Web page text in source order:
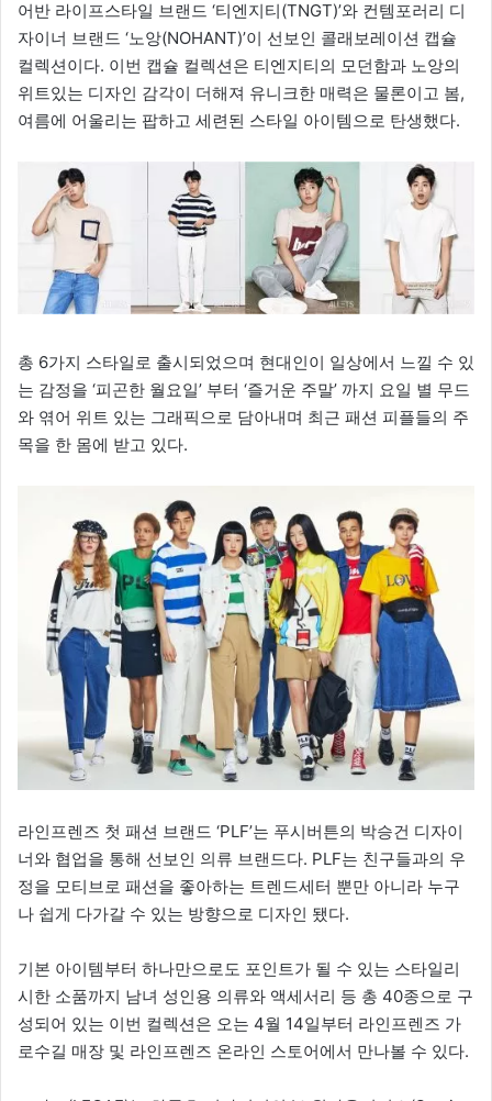
어반 라이프스타일 브랜드 ‘티엔지티(TNGT)’와 컨템포러리 디
자이너 브랜드 ‘노앙(NOHANT)’이 선보인 콜래보레이션 캡슐
컬렉션이다. 이번 캡슐 컬렉션은 티엔지티의 모던함과 노앙의
위트있는 디자인 감각이 더해져 유니크한 매력은 물론이고 봄,
여름에 어울리는 팝하고 세련된 스타일 아이템으로 탄생했다.
총 6가지 스타일로 출시되었으며 현대인이 일상에서 느낄 수 있
는 감정을 ‘피곤한 월요일’ 부터 ‘즐거운 주말’ 까지 요일 별 무드
와 엮어 위트 있는 그래픽으로 담아내며 최근 패션 피플들의 주
목을 한 몸에 받고 있다.
라인프렌즈 첫 패션 브랜드 ‘PLF’는 푸시버튼의 박승건 디자이
너와 협업을 통해 선보인 의류 브랜드다. PLF는 친구들과의 우
정을 모티브로 패션을 좋아하는 트렌드세터 뿐만 아니라 누구
나 쉽게 다가갈 수 있는 방향으로 디자인 됐다.
기본 아이템부터 하나만으로도 포인트가 될 수 있는 스타일리
시한 소품까지 남녀 성인용 의류와 액세서리 등 총 40종으로 구
성되어 있는 이번 컬렉션은 오는 4월 14일부터 라인프렌즈 가
로수길 매장 및 라인프렌즈 온라인 스토어에서 만나볼 수 있다.